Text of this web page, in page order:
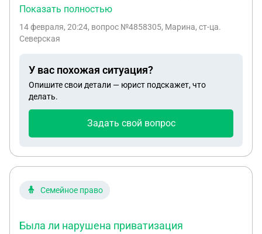
ввиду личной неприязни лишил его классности
никаких выговоров и рапартов нет на каком
нету классности. Муж хочет подать жалобу на
мужа в Центральный аппарат Росгвардии.
Подскажите как правильно изложить суть
проблемы и написать жалобу.
Показать полностью
14 февраля, 20:24, вопрос №4858305, Марина, ст-ца.
Северская
У вас похожая ситуация?
Опишите свои детали — юрист подскажет, что
делать.
Задать свой вопрос
Семейное право
Была ли нарушена приватизация